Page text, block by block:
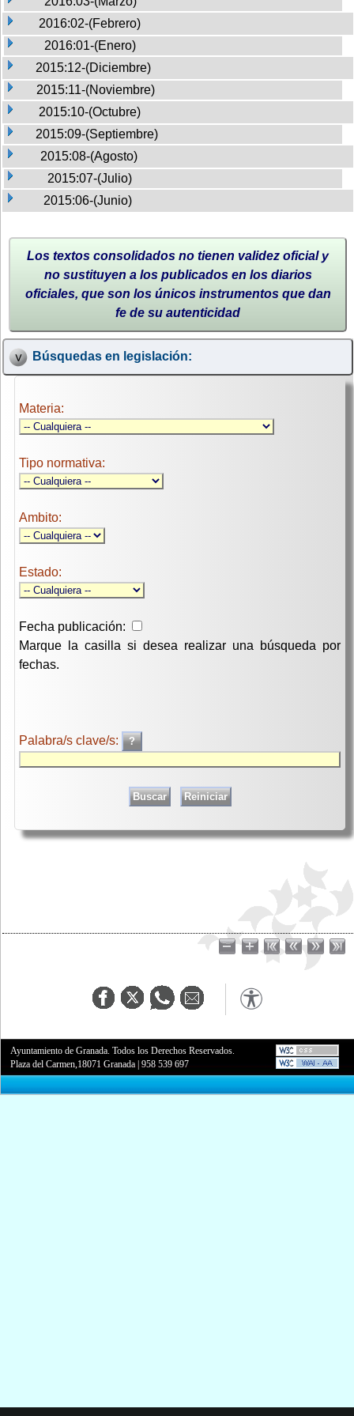
2016:02-(Febrero)
2016:01-(Enero)
2015:12-(Diciembre)
2015:11-(Noviembre)
2015:10-(Octubre)
2015:09-(Septiembre)
2015:08-(Agosto)
2015:07-(Julio)
2015:06-(Junio)
Los textos consolidados no tienen validez oficial y
no sustituyen a los publicados en los diarios
oficiales, que son los únicos instrumentos que dan
fe de su autenticidad
Búsquedas en legislación:
Materia:
Tipo normativa:
Ambito:
Estado:
Fecha publicación:
Marque la casilla si desea realizar una búsqueda por
fechas.
Palabra/s clave/s:
Ayuntamiento de Granada. Todos los Derechos Reservados.
Plaza del Carmen,18071 Granada |958 539 697